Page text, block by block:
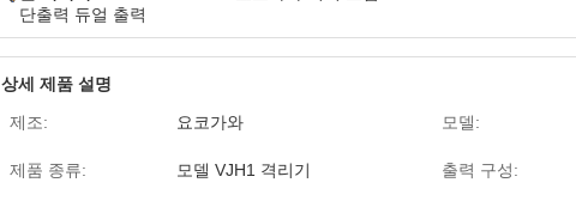
단출력 듀얼 출력
상세 제품 설명
제조:
요코가와 모델:
제품 종류: 모델 VJH1 격리기 출력 구성: